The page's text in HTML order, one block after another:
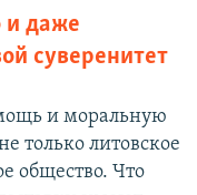
и даже
суверенитет
и моральную
только литовское
общество. Что